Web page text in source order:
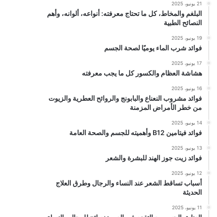
21 يونيو، 2025
البلغم والمخاط، كل ما تحتاج معرفته: أنواعه، ألوانه، وأهم
النصائح الطبية
19 يونيو، 2025
فوائد شرب الماء يوميًا لصحة الجسم
17 يونيو، 2025
هشاشة العظام والكسور كل ما يجب معرفته
16 يونيو، 2025
فوائد مشروب النعناع والبابونج والروائح العطرية والزيوت
من خطر الأمراض المزمنة
14 يونيو، 2025
فوائد فيتامين B12 وأهميته للجسم والصحة العامة
13 يونيو، 2025
فوائد زيت جوز الهند للبشرة والشعر
12 يونيو، 2025
أسباب تساقط الشعر عند النساء والرجال وطرق العلاج
الحديثة
11 يونيو، 2025